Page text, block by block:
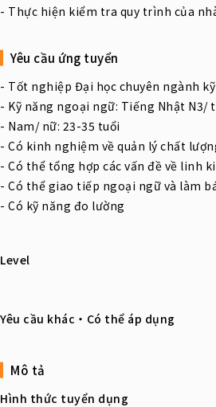
- Thực hiện kiểm tra quy trình của
Yêu cầu ứng tuyển
- Tốt nghiệp Đại học chuyên ngành
- Kỹ năng ngoại ngữ: Tiếng Nhật N3/
- Nam/ nữ: 23-35 tuổi
- Có kinh nghiệm về quản lý chất
- Có thể tổng hợp các vấn đề về linh
- Có thể giao tiếp ngoại ngữ và làm
- Có kỹ năng đo lường
Level
Yêu cầu khác・Có thể áp dụng
Mô tả
Hình thức tuyển dụng